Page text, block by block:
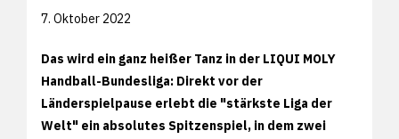
7. Oktober 2022
Das wird ein ganz heißer Tanz in der LIQUI MOLY
Handball-Bundesliga: Direkt vor der
Länderspielpause erlebt die "stärkste Liga der
Welt" ein absolutes Spitzenspiel, in dem zwei